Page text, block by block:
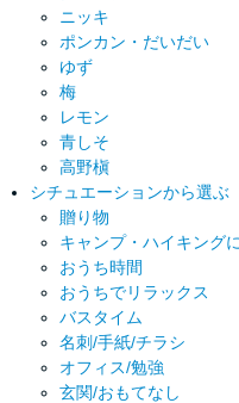
ニッキ
ポンカン・だいだい
ゆず
梅
レモン
青しそ
高野槇
シチュエーションから選ぶ
贈り物
キャンプ・ハイキングに
おうち時間
おうちでリラックス
バスタイム
名刺/手紙/チラシ
オフィス/勉強
玄関/おもてなし